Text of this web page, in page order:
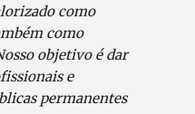
como
como
objetivo é dar
e
permanentes